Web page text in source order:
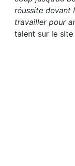
réussite devant
travailler pour
talent sur le site